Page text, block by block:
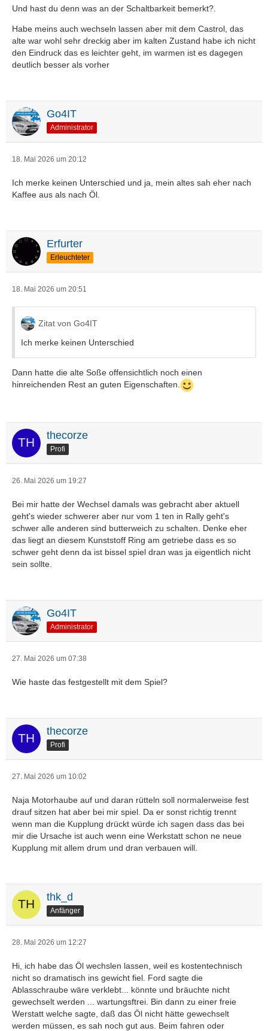
Und hast du denn was an der Schaltbarkeit bemerkt?.
Habe meins auch wechseln lassen aber mit dem Castrol, das
alte war wohl sehr dreckig aber im kalten Zustand habe ich nicht
den Eindruck das es leichter geht, im warmen ist es dagegen
deutlich besser als vorher
Go4IT
Administrator
18. Mai 2026 um 20:12
Ich merke keinen Unterschied und ja, mein altes sah eher nach
Kaffee aus als nach Öl.
Erfurter
Erleuchteter
18. Mai 2026 um 20:51
Zitat von Go4IT
Ich merke keinen Unterschied
Dann hatte die alte Soße offensichtlich noch einen
hinreichenden Rest an guten Eigenschaften.
thecorze
Profi
26. Mai 2026 um 19:27
Bei mir hatte der Wechsel damals was gebracht aber aktuell
geht's wieder schwerer aber nur vom 1 ten in Rally geht's
schwer alle anderen sind butterweich zu schalten. Denke eher
das liegt an diesem Kunststoff Ring am getriebe dass es so
schwer geht denn da ist bissel spiel dran was ja eigentlich nicht
sein sollte.
Go4IT
Administrator
27. Mai 2026 um 07:38
Wie haste das festgestellt mit dem Spiel?
thecorze
Profi
27. Mai 2026 um 10:02
Naja Motorhaube auf und daran rütteln soll normalerweise fest
drauf sitzen hat aber bei mir spiel. Da er sonst richtig trennt
wenn man die Kupplung drückt würde ich sagen dass das bei
mir die Ursache ist auch wenn eine Werkstatt schon ne neue
Kupplung mit allem drum und dran verbauen will.
thk_d
Anfänger
28. Mai 2026 um 12:27
Hi, ich habe das Öl wechslen lassen, weil es kostentechnisch
nicht so dramatisch ins gewicht fiel. Ford sagte die
Ablasschraube wäre verklebt... könnte und bräuchte nicht
gewechselt werden ... wartungsftrei. Bin dann zu einer freie
Werstatt welche sagte, daß das Öl nicht hätte gewechselt
werden müssen, es sah noch gut aus. Beim fahren oder